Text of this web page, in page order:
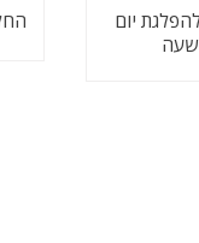
ש”ח להפלגת יום
שעה
החל מ-180